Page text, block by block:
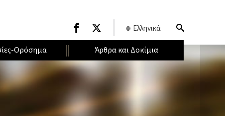
Ελληνικά
Ορόσημα Άρθρα και Δοκίμια